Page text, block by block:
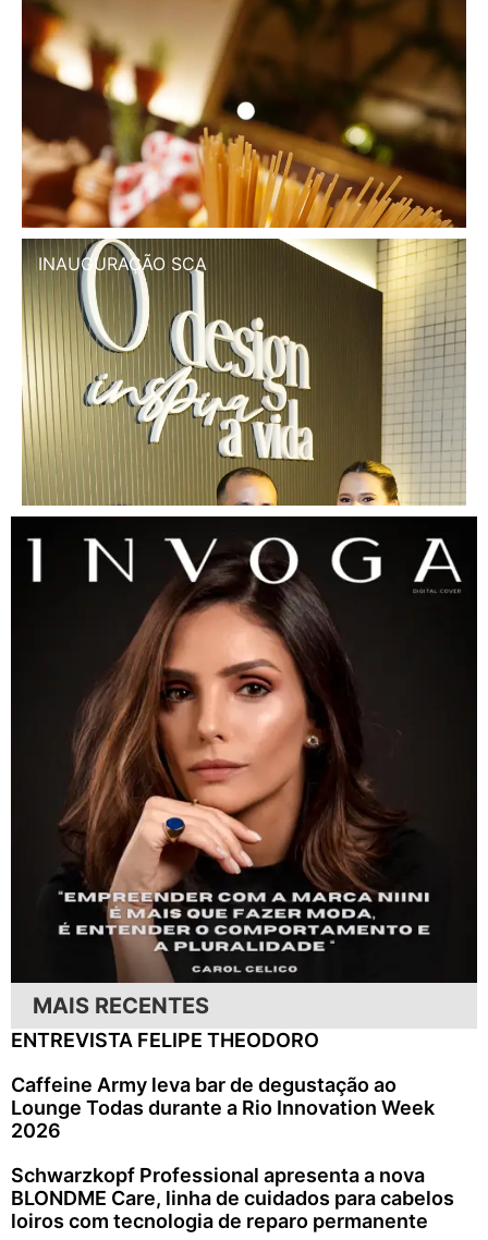
INAUGURAÇÃO SCA
MAIS RECENTES
ENTREVISTA FELIPE THEODORO
Caffeine Army leva bar de degustação ao
Lounge Todas durante a Rio Innovation Week
2026
Schwarzkopf Professional apresenta a nova
BLONDME Care, linha de cuidados para cabelos
loiros com tecnologia de reparo permanente